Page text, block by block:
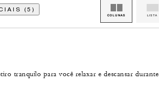
(5)
COLUNAS LISTA
tranquilo para você relaxar e descansar durante